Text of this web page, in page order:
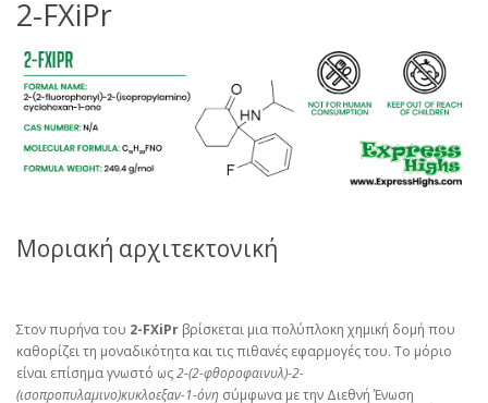
2-FXiPr
Μοριακή αρχιτεκτονική
Στον πυρήνα του 2-FXiPr βρίσκεται μια πολύπλοκη χημική δομή που
καθορίζει τη μοναδικότητα και τις πιθανές εφαρμογές του. Το μόριο
είναι επίσημα γνωστό ως2-(2-φθοροφαινυλ)-2-
(ισοπροπυλαμινο)κυκλοεξαν-1-όνη σύμφωνα με την Διεθνή Ένωση